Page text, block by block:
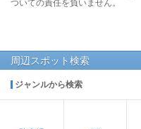
ついての責任を負いません。
周辺スポット検索
ジャンルから検索